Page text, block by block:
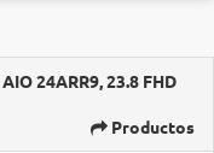
24ARR9, 23.8 FHD
Productos